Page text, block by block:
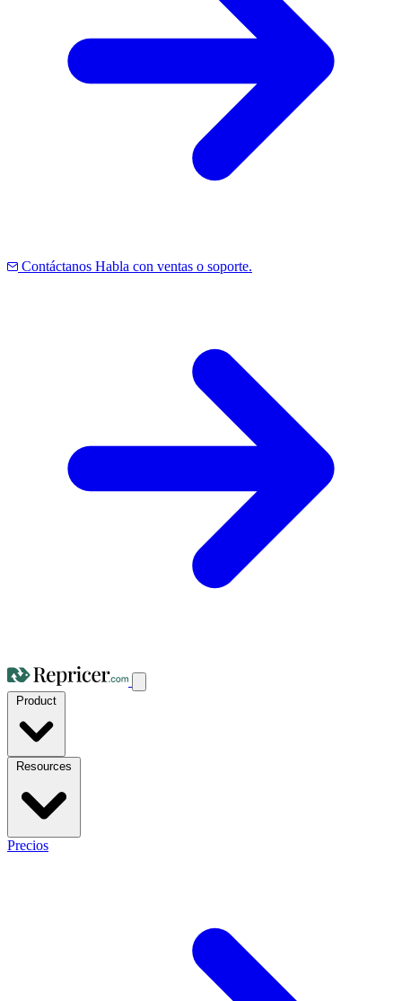
Contáctanos Habla con ventas o soporte.
Precios